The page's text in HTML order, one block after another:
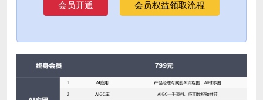
会员开通 会员权益领取流程